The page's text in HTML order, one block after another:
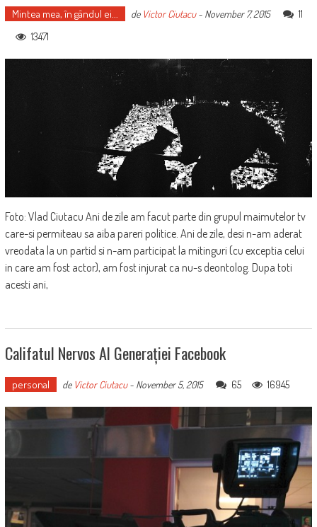
Mintea mea, în gândul ei... de Victor Ciutacu- November 7, 2015
11
13471
Foto: Vlad Ciutacu Ani de zile am facut parte din grupul maimutelor tv
care-si permiteau sa aiba pareri politice. Ani de zile, desi n-am aderat
vreodata la un partid si n-am participat la mitinguri (cu exceptia celui
in care am fost actor), am fost injurat ca nu-s deontolog. Dupa toti
acesti ani,
Califatul Nervos Al Generației Facebook
personal de Victor Ciutacu- November 5, 2015 65 16945